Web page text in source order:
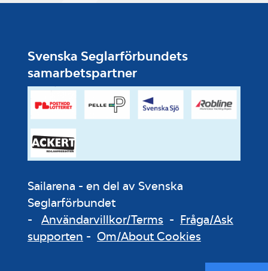
Svenska Seglarförbundets
samarbetspartner
Sailarena - en del av Svenska
Seglarförbundet
- Användarvillkor/Terms - Fråga/Ask
supporten - Om/About Cookies